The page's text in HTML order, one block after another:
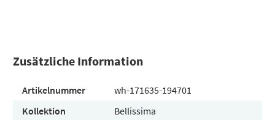
Zusätzliche Information
Artikelnummer
wh-171635-194701
Kollektion
Bellissima